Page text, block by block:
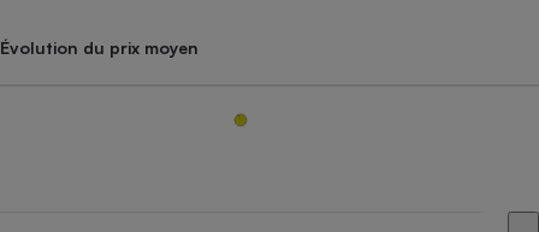
Évolution du prix moyen